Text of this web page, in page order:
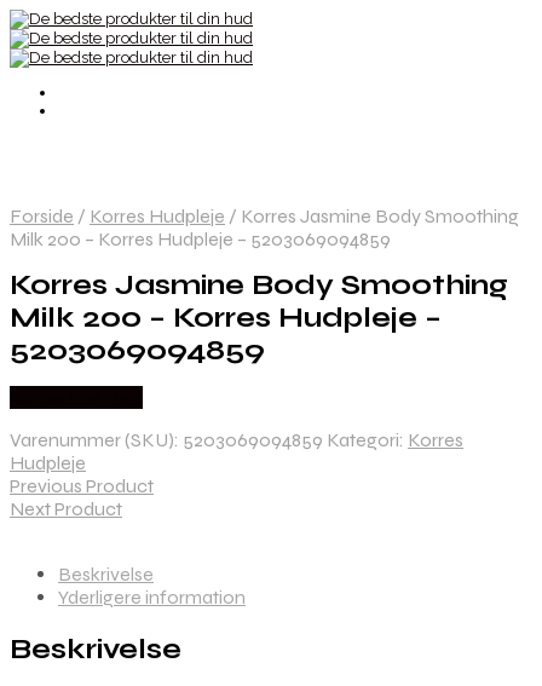
Forside / Korres Hudpleje / Korres Jasmine Body Smoothing
Milk 200 – Korres Hudpleje – 5203069094859
Korres Jasmine Body Smoothing
Milk 200 – Korres Hudpleje –
5203069094859
Varenummer (SKU): 5203069094859 Kategori: Korres
Hudpleje
Previous Product
Next Product
Beskrivelse
Yderligere information
Beskrivelse